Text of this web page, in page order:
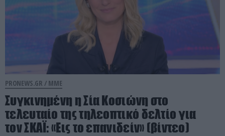
PRONEWS.GR / ΜΜΕ
Συγκινημένη η Σία Κοσιώνη στο
τελευταίο της τηλεοπτικό δελτίο για
τον ΣΚΑΪ: «Εις το επανιδείν» (βίντεο)